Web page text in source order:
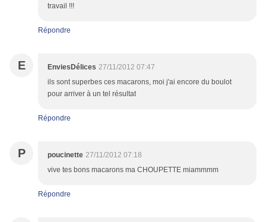
travail !!!
Répondre
E EnviesDélices 27/11/2012 07:47
ils sont superbes ces macarons, moi j'ai encore du boulot
pour arriver à un tel résultat
Répondre
P poucinette 27/11/2012 07:18
vive tes bons macarons ma CHOUPETTE miammmm
Répondre